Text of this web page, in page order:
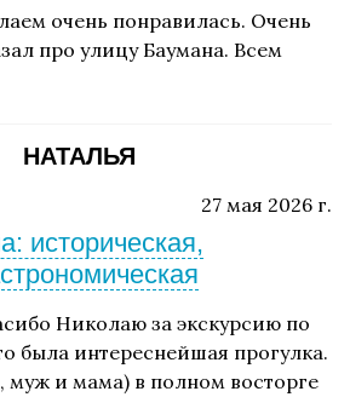
очень понравилась. Очень
про улицу Баумана. Всем
НАТАЛЬЯ
27 мая 2026 г.
историческая,
Николаю за экскурсию по
была интереснейшая прогулка.
муж и мама) в полном восторге